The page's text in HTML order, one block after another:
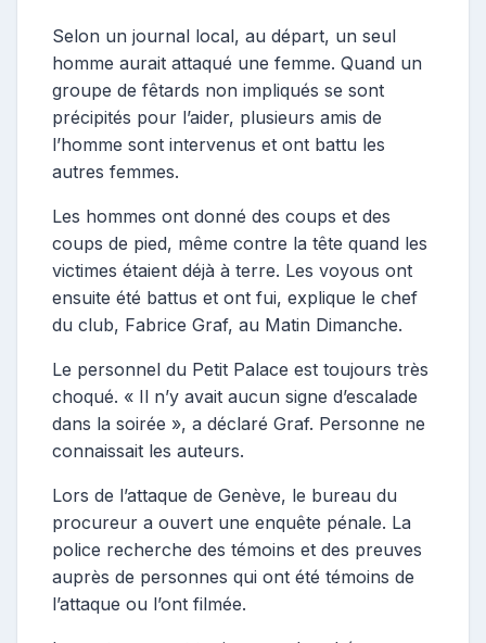
Selon un journal local, au départ, un seul
homme aurait attaqué une femme. Quand un
groupe de fêtards non impliqués se sont
précipités pour l’aider, plusieurs amis de
l’homme sont intervenus et ont battu les
autres femmes.
Les hommes ont donné des coups et des
coups de pied, même contre la tête quand les
victimes étaient déjà à terre. Les voyous ont
ensuite été battus et ont fui, explique le chef
du club, Fabrice Graf, au Matin Dimanche.
Le personnel du Petit Palace est toujours très
choqué. « Il n’y avait aucun signe d’escalade
dans la soirée », a déclaré Graf. Personne ne
connaissait les auteurs.
Lors de l’attaque de Genève, le bureau du
procureur a ouvert une enquête pénale. La
police recherche des témoins et des preuves
auprès de personnes qui ont été témoins de
l’attaque ou l’ont filmée.